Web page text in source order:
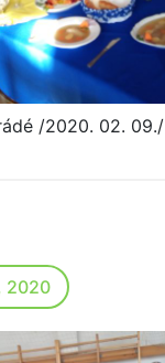
/2020. 02. 09./
2020